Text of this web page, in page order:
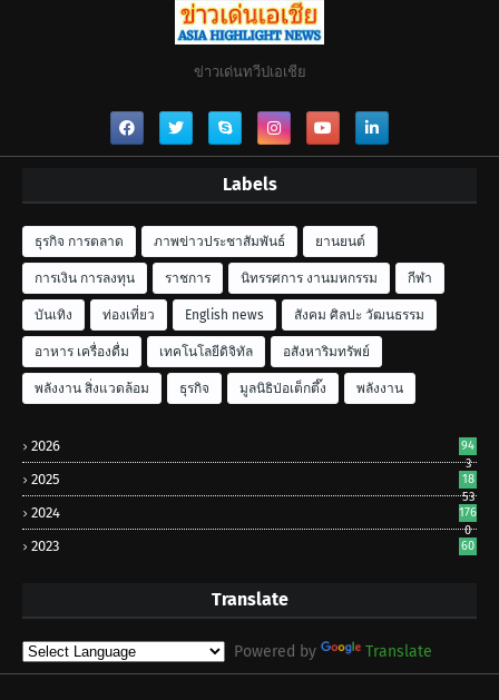
ข่าวเด่นทวีปเอเชีย
Labels
ธุรกิจ การตลาด ภาพข่าวประชาสัมพันธ์ ยานยนต์
การเงิน การลงทุน ราชการ นิทรรศการ งานมหกรรม กีฬา
บันเทิง ท่องเที่ยว English news สังคม ศิลปะ วัฒนธรรม
อาหาร เครื่องดื่ม เทคโนโลยีดิจิทัล อสังหาริมทรัพย์
พลังงาน สิ่งแวดล้อม ธุรกิจ มูลนิธิป่อเต็กตึ๊ง พลังงาน
2026
94
3
2025
18
53
2024
176
0
2023 60
Translate
Powered by Translate